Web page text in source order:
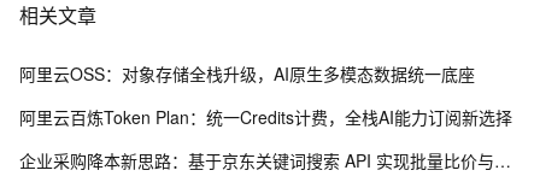
相关文章
阿里云OSS：对象存储全栈升级，AI原生多模态数据统一底座
阿里云百炼Token Plan：统一Credits计费，全栈AI能力订阅新选择
企业采购降本新思路：基于京东关键词搜索 API 实现批量比价与物资寻源